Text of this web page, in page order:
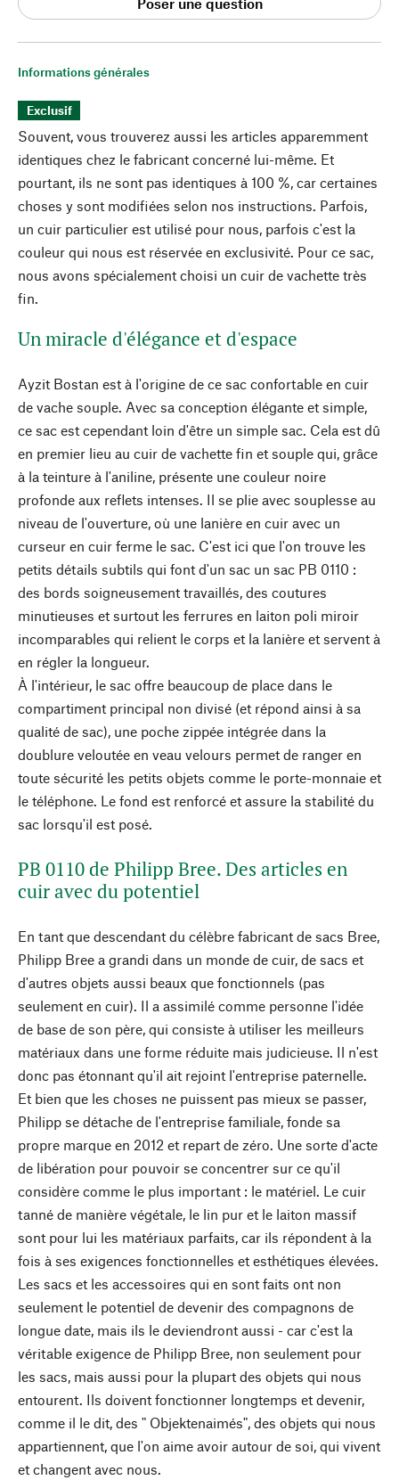
Informations générales
Exclusif
Souvent, vous trouverez aussi les articles apparemment
identiques chez le fabricant concerné lui-même. Et
pourtant, ils ne sont pas identiques à 100 %, car certaines
choses y sont modifiées selon nos instructions. Parfois,
un cuir particulier est utilisé pour nous, parfois c'est la
couleur qui nous est réservée en exclusivité. Pour ce sac,
nous avons spécialement choisi un cuir de vachette très
fin.
Un miracle d'élégance et d'espace
Ayzit Bostan est à l'origine de ce sac confortable en cuir
de vache souple. Avec sa conception élégante et simple,
ce sac est cependant loin d'être un simple sac. Cela est dû
en premier lieu au cuir de vachette fin et souple qui, grâce
à la teinture à l'aniline, présente une couleur noire
profonde aux reflets intenses. Il se plie avec souplesse au
niveau de l'ouverture, où une lanière en cuir avec un
curseur en cuir ferme le sac. C'est ici que l'on trouve les
petits détails subtils qui font d'un sac un sac PB 0110 :
des bords soigneusement travaillés, des coutures
minutieuses et surtout les ferrures en laiton poli miroir
incomparables qui relient le corps et la lanière et servent à
en régler la longueur.
À l'intérieur, le sac offre beaucoup de place dans le
compartiment principal non divisé (et répond ainsi à sa
qualité de sac), une poche zippée intégrée dans la
doublure veloutée en veau velours permet de ranger en
toute sécurité les petits objets comme le porte-monnaie et
le téléphone. Le fond est renforcé et assure la stabilité du
sac lorsqu'il est posé.
PB 0110 de Philipp Bree. Des articles en
cuir avec du potentiel
En tant que descendant du célèbre fabricant de sacs Bree,
Philipp Bree a grandi dans un monde de cuir, de sacs et
d'autres objets aussi beaux que fonctionnels (pas
seulement en cuir). Il a assimilé comme personne l'idée
de base de son père, qui consiste à utiliser les meilleurs
matériaux dans une forme réduite mais judicieuse. Il n'est
donc pas étonnant qu'il ait rejoint l'entreprise paternelle.
Et bien que les choses ne puissent pas mieux se passer,
Philipp se détache de l'entreprise familiale, fonde sa
propre marque en 2012 et repart de zéro. Une sorte d'acte
de libération pour pouvoir se concentrer sur ce qu'il
considère comme le plus important : le matériel. Le cuir
tanné de manière végétale, le lin pur et le laiton massif
sont pour lui les matériaux parfaits, car ils répondent à la
fois à ses exigences fonctionnelles et esthétiques élevées.
Les sacs et les accessoires qui en sont faits ont non
seulement le potentiel de devenir des compagnons de
longue date, mais ils le deviendront aussi - car c'est la
véritable exigence de Philipp Bree, non seulement pour
les sacs, mais aussi pour la plupart des objets qui nous
entourent. Ils doivent fonctionner longtemps et devenir,
comme il le dit, des " Objektenaimés", des objets qui nous
appartiennent, que l'on aime avoir autour de soi, qui vivent
et changent avec nous.